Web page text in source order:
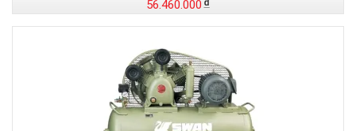
56.460.000